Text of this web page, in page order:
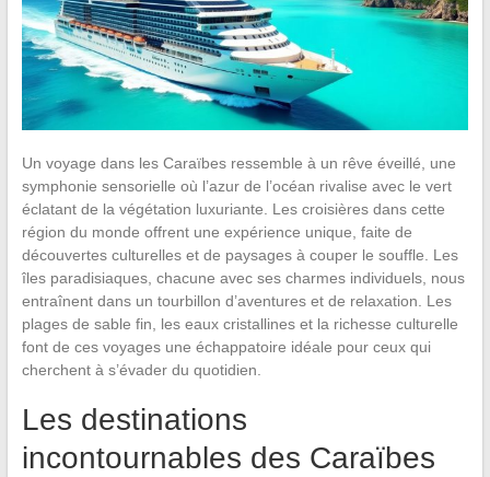
Un voyage dans les Caraïbes ressemble à un rêve éveillé, une
symphonie sensorielle où l’azur de l’océan rivalise avec le vert
éclatant de la végétation luxuriante. Les croisières dans cette
région du monde offrent une expérience unique, faite de
découvertes culturelles et de paysages à couper le souffle. Les
îles paradisiaques, chacune avec ses charmes individuels, nous
entraînent dans un tourbillon d’aventures et de relaxation. Les
plages de sable fin, les eaux cristallines et la richesse culturelle
font de ces voyages une échappatoire idéale pour ceux qui
cherchent à s’évader du quotidien.
Les destinations
incontournables des Caraïbes